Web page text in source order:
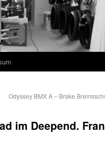
Odyssey BMX A – Brake
im Deepend.